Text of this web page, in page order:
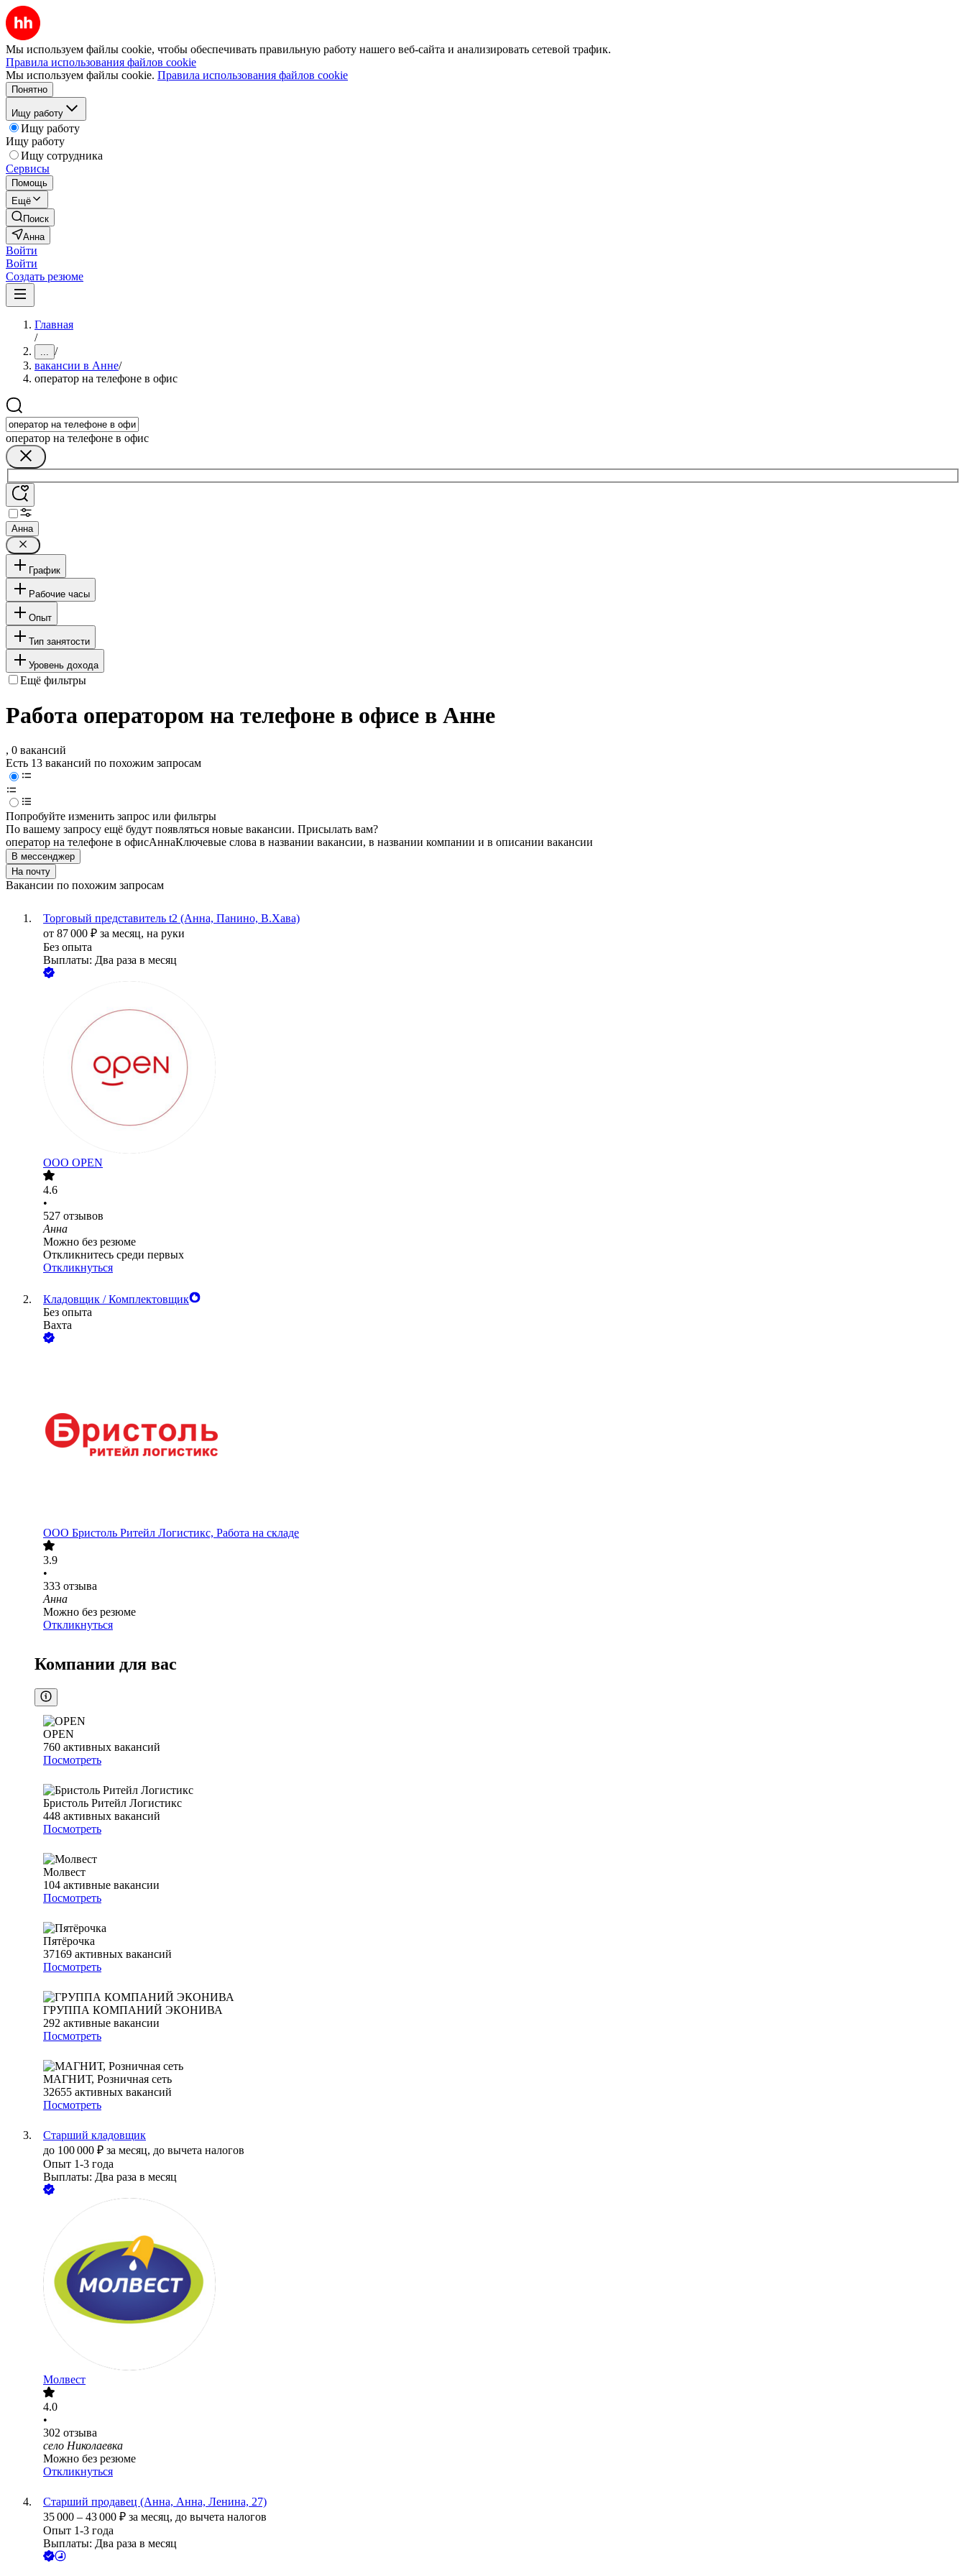
Мы используем файлы cookie, чтобы обеспечивать правильную работу нашего веб-сайта и анализировать сетевой трафик.
Правила использования файлов cookie
Мы используем файлы cookie. Правила использования файлов cookie
Понятно
Ищу работу
Ищу работу
Ищу работу
Ищу сотрудника
Сервисы
Помощь
Ещё
Поиск
Анна
Войти
Войти
Создать резюме
Главная
/
... /
вакансии в Анне/
оператор на телефоне в офис
оператор на телефоне в офис
Анна
График
Рабочие часы
Опыт
Тип занятости
Уровень дохода
Ещё фильтры
Работа оператором на телефоне в офисе в Анне
, 0 вакансий
Есть 13 вакансий по похожим запросам
Попробуйте изменить запрос или фильтры
По вашему запросу ещё будут появляться новые вакансии. Присылать вам?
оператор на телефоне в офисАннаКлючевые слова в названии вакансии, в названии компании и в описании вакансии
В мессенджер
На почту
Вакансии по похожим запросам
Торговый представитель t2 (Анна, Панино, В.Хава)
от 87 000 ₽ за месяц, на руки
Без опыта
Выплаты: Два раза в месяц
ООО OPEN
4.6
•
527 отзывов
Анна
Можно без резюме
Откликнитесь среди первых
Откликнуться
Кладовщик / Комплектовщик
Без опыта
Вахта
ООО Бристоль Ритейл Логистикс, Работа на складе
3.9
•
333 отзыва
Анна
Можно без резюме
Откликнуться
Компании для вас
OPEN
760 активных вакансий
Посмотреть
Бристоль Ритейл Логистикс
448 активных вакансий
Посмотреть
Молвест
104 активные вакансии
Посмотреть
Пятёрочка
37169 активных вакансий
Посмотреть
ГРУППА КОМПАНИЙ ЭКОНИВА
292 активные вакансии
Посмотреть
МАГНИТ, Розничная сеть
32655 активных вакансий
Посмотреть
Старший кладовщик
до 100 000 ₽ за месяц, до вычета налогов
Опыт 1-3 года
Выплаты: Два раза в месяц
Молвест
4.0
•
302 отзыва
село Николаевка
Можно без резюме
Откликнуться
Старший продавец (Анна, Анна, Ленина, 27)
35 000 – 43 000 ₽ за месяц, до вычета налогов
Опыт 1-3 года
Выплаты: Два раза в месяц